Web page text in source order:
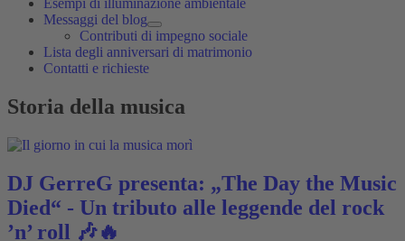
Esempi di illuminazione ambientale
Messaggi del blog
Contributi di impegno sociale
Lista degli anniversari di matrimonio
Contatti e richieste
Storia della musica
DJ GerreG presenta: „The Day the Music
Died“ - Un tributo alle leggende del rock
’n’ roll 🎶🔥